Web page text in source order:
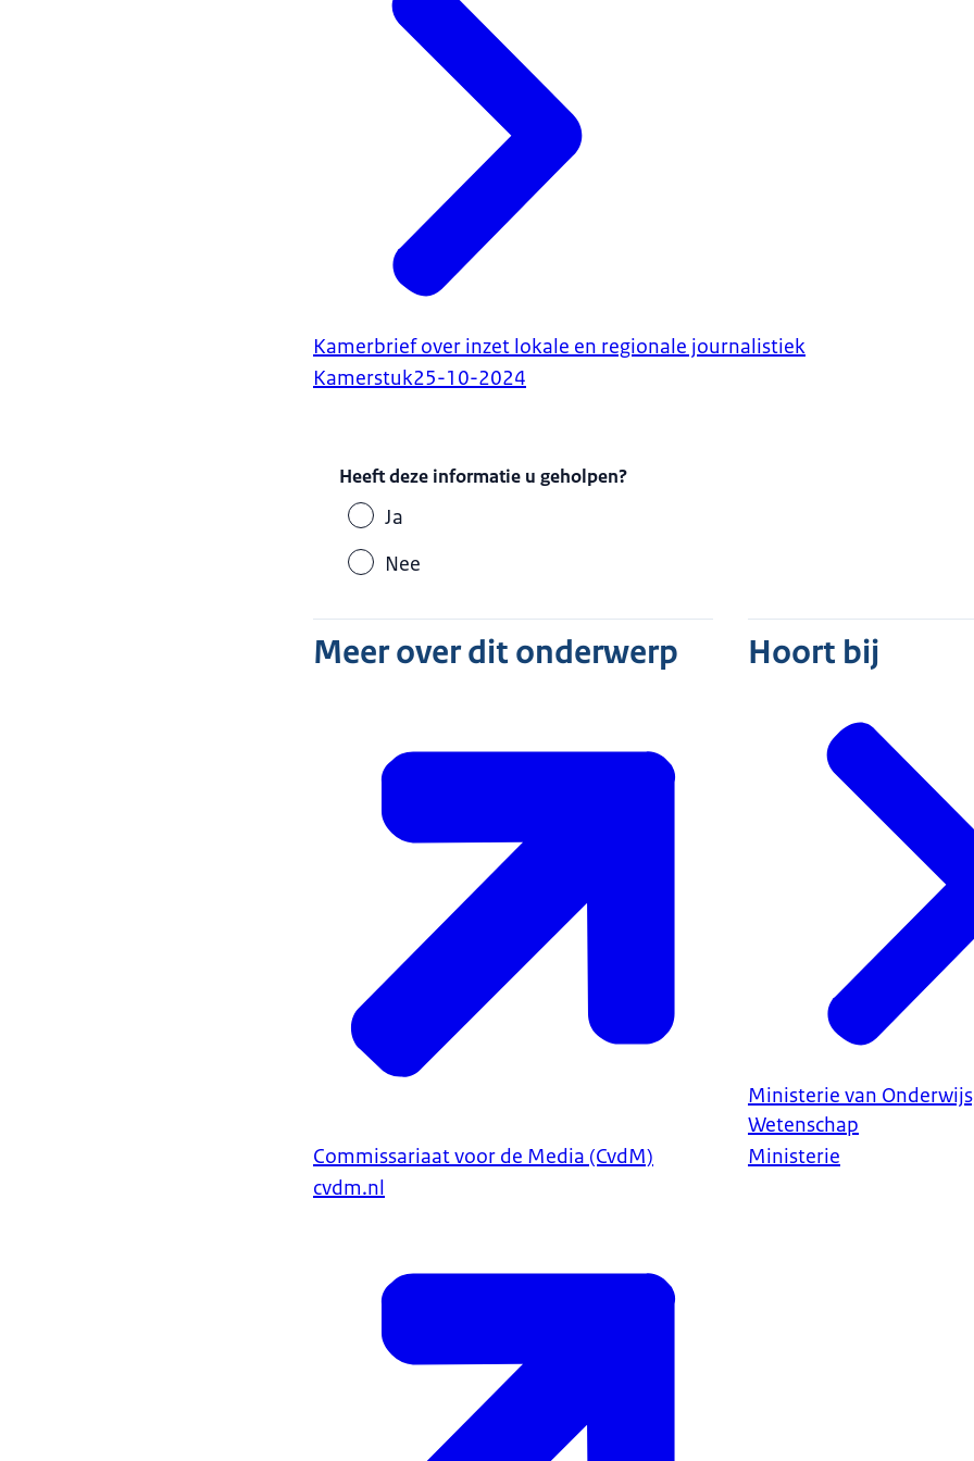
Het wetsvoorstel is
opengesteld. Belanghebbenden konden tot 23 februari 2025 reageren.
vastgesteld over het wetsvoorstel.
Het advies is op 24 november 2025 gepubliceerd op de website van de
Kamerbrief over inzet lokale en regionale journalistiek
Kamerstuk25-10-2024
Heeft deze informatie u geholpen?
Ja
Nee
Meer over dit onderwerp
Commissariaat voor de Media (CvdM)
cvdm.nl
Hoort bij
Ministerie van
Wetenschap
Ministerie